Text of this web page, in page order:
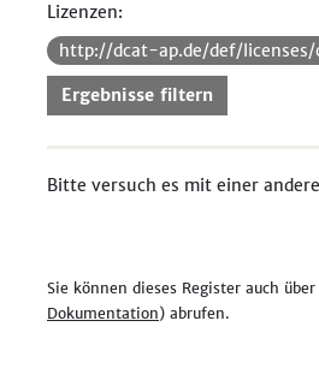
Lizenzen:
http://dcat-ap.de/def/
Ergebnisse filtern
Bitte versuch es mit einer
Sie können dieses Register auch
Dokumentation) abrufen.